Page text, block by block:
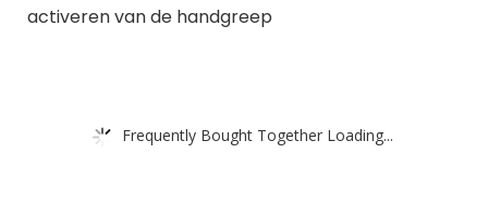
activeren van de handgreep
Frequently Bought Together Loading...